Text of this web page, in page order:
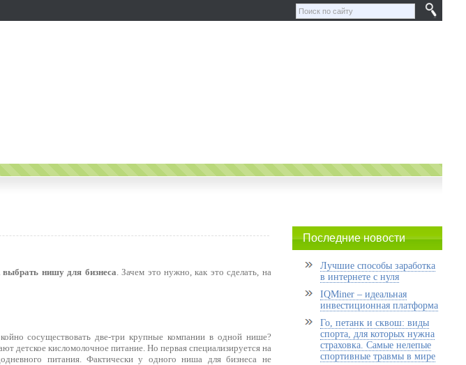
выбрать нишу для бизнеса. Зачем это нужно, как это сделать, на
сосуществовать две-три крупные компании в одной нише?
детское кисломолочное питание. Но первая специализируется на
питания. Фактически у одного ниша для бизнеса не
Последние новости
Лучшие способы заработка
в интернете с нуля
IQMiner – идеальная
инвестиционная платформа
Го, петанк и сквош: виды
спорта, для которых нужна
страховка. Самые нелепые
спортивные травмы в мире